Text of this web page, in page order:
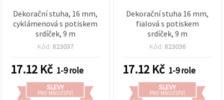
Dekorační stuha, 16 mm,
cyklámenová s potiskem
srdíček, 9 m
Kód: 823037
17.12 Kč 1-9 role
SLEVY
PRO MNOŽSTVÍ
Dekorační stuha 16 mm,
fialová s potiskem
srdíček, 9 m
Kód: 823036
17.12 Kč 1-9 role
SLEVY
PRO MNOŽSTVÍ